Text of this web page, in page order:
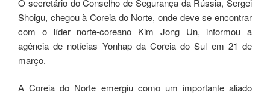
O secretário do Conselho de Segurança da Rússia, Sergei
Shoigu, chegou à Coreia do Norte, onde deve se encontrar
com o líder norte-coreano Kim Jong Un, informou a
agência de notícias Yonhap da Coreia do Sul em 21 de
março.
A Coreia do Norte emergiu como um importante aliado